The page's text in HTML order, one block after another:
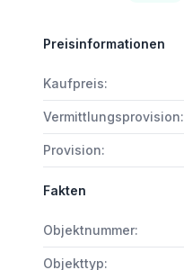
Preisinformationen
Kaufpreis:
Vermittlungsprovision:
Provision:
Fakten
Objektnummer:
Objekttyp: